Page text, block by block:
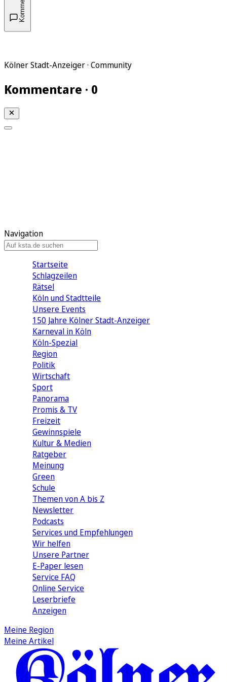
Kölner Stadt-Anzeiger · Community
Kommentare · 0
Navigation
Startseite
Schlagzeilen
Rätsel
Köln und Stadtteile
Unsere Events
150 Jahre Kölner Stadt-Anzeiger
Karneval in Köln
Köln-Spezial
Region
Politik
Wirtschaft
Sport
Panorama
Promis & TV
Freizeit
Gewinnspiele
Kultur & Medien
Ratgeber
Meinung
Green
Schule
Themen von A bis Z
Newsletter
Podcasts
Services und Empfehlungen
Wir helfen
Unsere Partner
E-Paper lesen
Service FAQ
Online Service
Leserbriefe
Anzeigen
Meine Region
Meine Artikel